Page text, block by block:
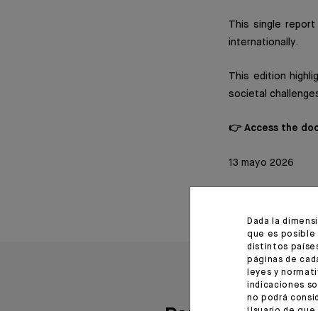
This single report
internationally.
This edition
societal
👉 Access the
13 mayo 2026
Dada la
que es posible
distintos
páginas de
leyes y
indicaciones
no podrá